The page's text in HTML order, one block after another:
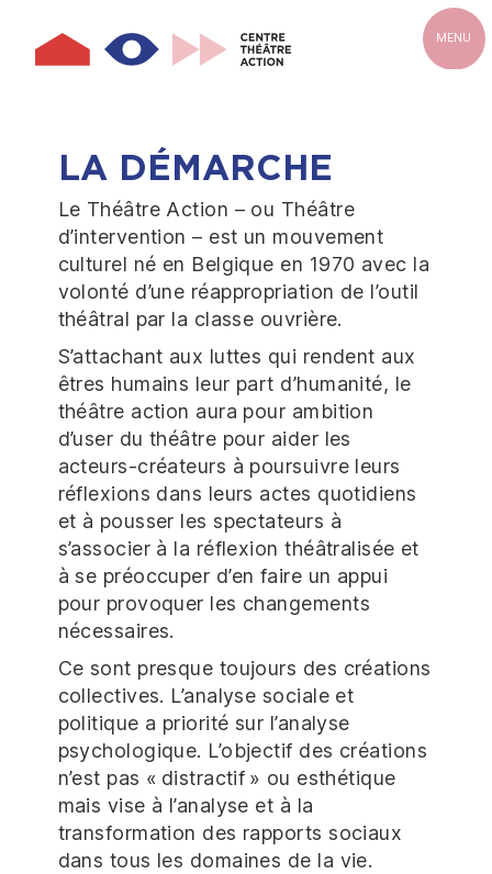
contenu
MENU
LA DÉMARCHE
Le Théâtre Action – ou Théâtre
d’intervention – est un mouvement
culturel né en Belgique en 1970 avec la
volonté d’une réappropriation de l’outil
théâtral par la classe ouvrière.
S’attachant aux luttes qui rendent aux
êtres humains leur part d’humanité, le
théâtre action aura pour ambition
d’user du théâtre pour aider les
acteurs-créateurs à poursuivre leurs
réflexions dans leurs actes quotidiens
et à pousser les spectateurs à
s’associer à la réflexion théâtralisée et
à se préoccuper d’en faire un appui
pour provoquer les changements
nécessaires.
Ce sont presque toujours des créations
collectives. L’analyse sociale et
politique a priorité sur l’analyse
psychologique. L’objectif des créations
n’est pas « distractif » ou esthétique
mais vise à l’analyse et à la
transformation des rapports sociaux
dans tous les domaines de la vie.